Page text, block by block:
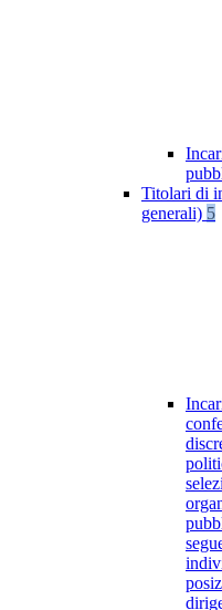
Titolari di
generali) 5